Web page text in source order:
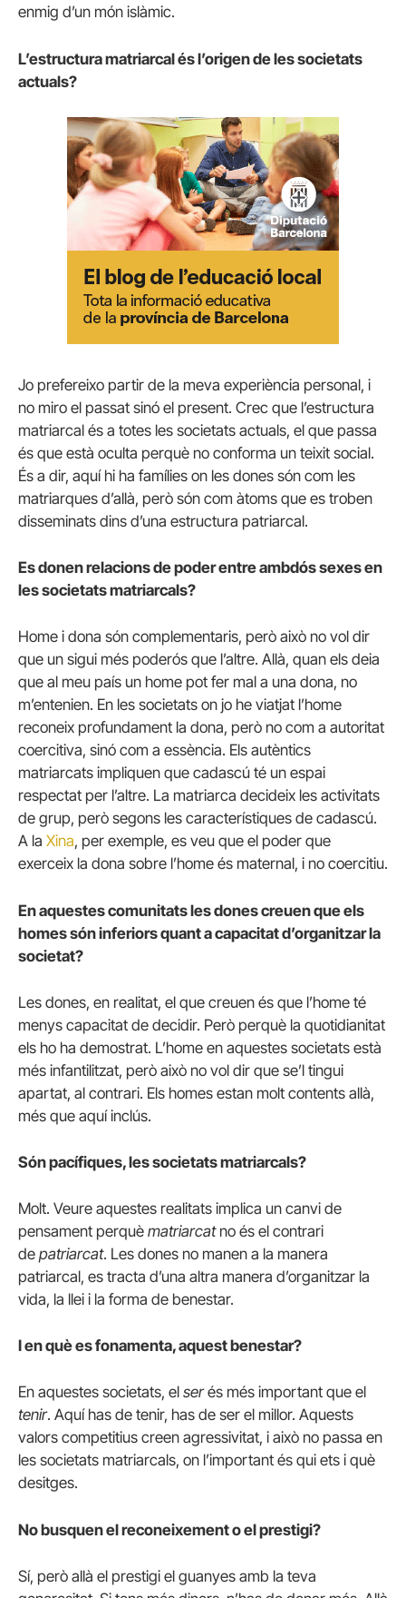
enmig d’un món islàmic.
L’estructura matriarcal és l’origen de les societats
actuals?
Jo prefereixo partir de la meva experiència personal, i
no miro el passat sinó el present. Crec que l’estructura
matriarcal és a totes les societats actuals, el que passa
és que està oculta perquè no conforma un teixit social.
És a dir, aquí hi ha famílies on les dones són com les
matriarques d’allà, però són com àtoms que es troben
disseminats dins d’una estructura patriarcal.
Es donen relacions de poder entre ambdós sexes en
les societats matriarcals?
Home i dona són complementaris, però això no vol dir
que un sigui més poderós que l’altre. Allà, quan els deia
que al meu país un home pot fer mal a una dona, no
m’entenien. En les societats on jo he viatjat l’home
reconeix profundament la dona, però no com a autoritat
coercitiva, sinó com a essència. Els autèntics
matriarcats impliquen que cadascú té un espai
respectat per l’altre. La matriarca decideix les activitats
de grup, però segons les característiques de cadascú.
A la Xina, per exemple, es veu que el poder que
exerceix la dona sobre l’home és maternal, i no coercitiu.
En aquestes comunitats les dones creuen que els
homes són inferiors quant a capacitat d’organitzar la
societat?
Les dones, en realitat, el que creuen és que l’home té
menys capacitat de decidir. Però perquè la quotidianitat
els ho ha demostrat. L’home en aquestes societats està
més infantilitzat, però això no vol dir que se’l tingui
apartat, al contrari. Els homes estan molt contents allà,
més que aquí inclús.
Són pacífiques, les societats matriarcals?
Molt. Veure aquestes realitats implica un canvi de
pensament perquè matriarcatno és el contrari
de patriarcat. Les dones no manen a la manera
patriarcal, es tracta d’una altra manera d’organitzar la
vida, la llei i la forma de benestar.
I en què es fonamenta, aquest benestar?
En aquestes societats, el serés més important que el
tenir. Aquí has de tenir, has de ser el millor. Aquests
valors competitius creen agressivitat, i això no passa en
les societats matriarcals, on l’important és qui ets i què
desitges.
No busquen el reconeixement o el prestigi?
Sí, però allà el prestigi el guanyes amb la teva